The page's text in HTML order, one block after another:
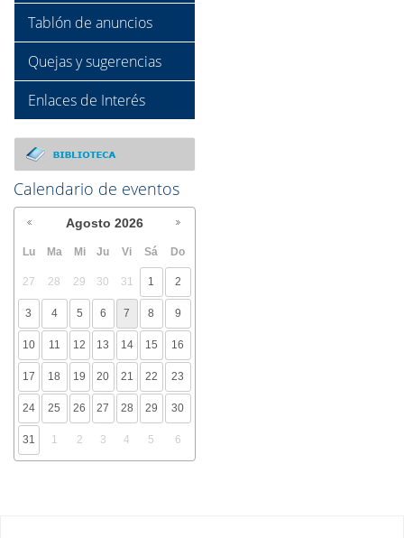
Tablón de anuncios
Quejas y sugerencias
Enlaces de Interés
Calendario de eventos
Agosto 2026
Lu Ma Mi Ju Vi Sá Do
27 28 29 30 31 1 2
3 4 5 6 7 8 9
10 11 12 13 14 15 16
17 18 19 20 21 22 23
24 25 26 27 28 29 30
31 1 2 3 4 5 6